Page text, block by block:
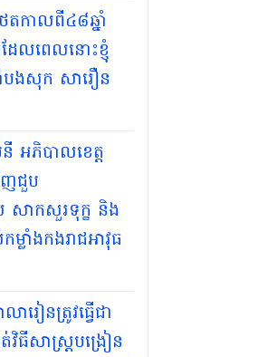
កាលពី៤៨ឆ្នាំ
ែលពេលនោះខ្ញុំ
បងសុក សារឿន
អភិបាលខេត្ត
ញជួប
កសួរទុក្ខ និង
ម្លាំងកងរាជអាវុធ
រៀនត្រូវធ្វើជា
ធីសាស្ត្របង្រៀន